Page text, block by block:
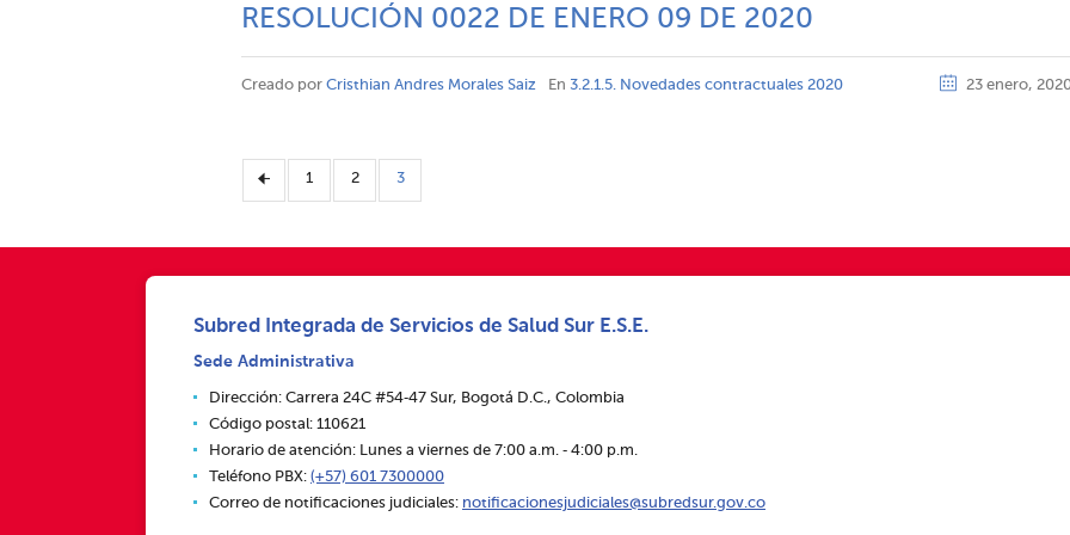
RESOLUCIÓN 0022 DE ENERO 09 DE 2020
23 enero,
Creado por Cristhian Andres Morales Saiz En 3.2.1.5. Novedades contractuales 2020
1 2 3
Subred Integrada de Servicios de Salud Sur E.S.E.
Sede Administrativa
Dirección: Carrera 24C #54‑47 Sur, Bogotá D.C., Colombia
Código postal: 110621
Horario de atención: Lunes a viernes de 7:00 a.m. ‑ 4:00 p.m.
Teléfono PBX: (+57) 601 7300000
Correo de notificaciones judiciales: notificacionesjudiciales@subredsur.gov.co